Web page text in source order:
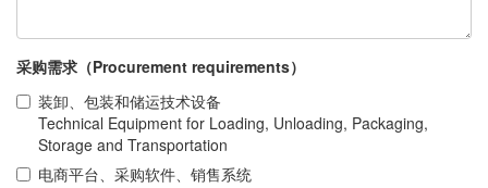
采购需求（Procurement requirements）
装卸、包装和储运技术设备
Technical Equipment for Loading, Unloading, Packaging,
Storage and Transportation
电商平台、采购软件、销售系统